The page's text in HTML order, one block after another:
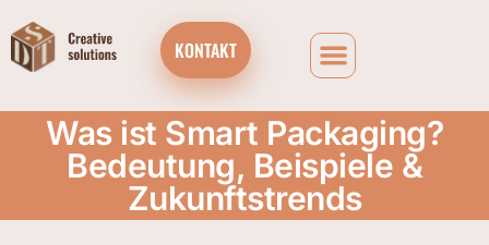
KONTAKT
Was ist Smart Packaging?
Bedeutung, Beispiele &
Zukunftstrends